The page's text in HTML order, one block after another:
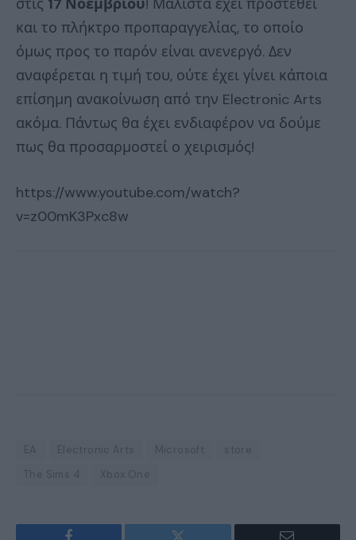
και το πλήκτρο προπαραγγελίας, το οποίο
όμως προς το παρόν είναι ανενεργό. Δεν
αναφέρεται η τιμή του, ούτε έχει γίνει κάποια
επίσημη ανακοίνωση από την Electronic Arts
ακόμα. Πάντως θα έχει ενδιαφέρον να δούμε
πως θα προσαρμοστεί ο χειρισμός!
https://www.youtube.com/watch?
v=z00mK3Pxc8w
EA Electronic Arts Microsoft
store
The Sims 4
Xbox One